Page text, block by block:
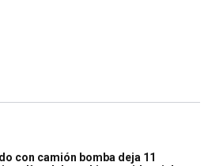
con camión bomba deja 11